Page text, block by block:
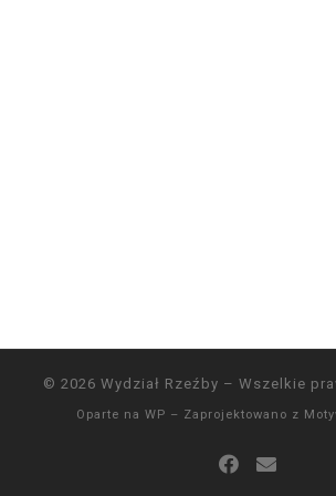
© 2026 Wydział Rzeźby – Wszelkie
Oparte na WP – Zaprojektowano z